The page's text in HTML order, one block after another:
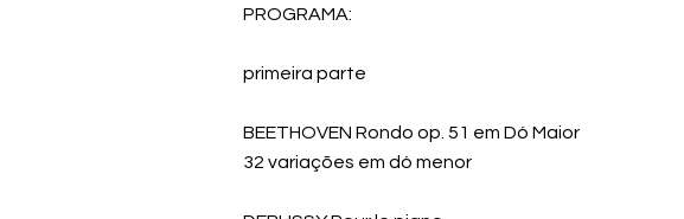
PROGRAMA:
primeira parte
BEETHOVEN Rondo op. 51 em Dó Maior
32 variações em dó menor